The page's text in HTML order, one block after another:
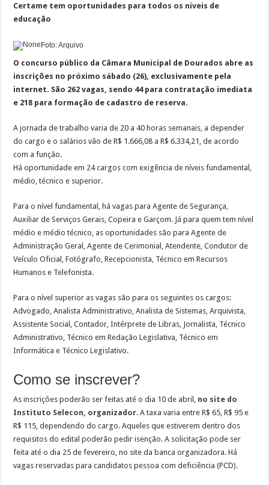
Certame tem oportunidades para todos os níveis de
educação
Foto: Arquivo
O concurso público da Câmara Municipal de Dourados abre as
inscrições no próximo sábado (26), exclusivamente pela
internet. São 262 vagas, sendo 44 para contratação imediata
e 218 para formação de cadastro de reserva.
A jornada de trabalho varia de 20 a 40 horas semanais, a depender
do cargo e o salários vão de R$ 1.666,08 a R$ 6.334,21, de acordo
com a função.
Há oportunidade em 24 cargos com exigência de níveis fundamental,
médio, técnico e superior.
Para o nível fundamental, há vagas para Agente de Segurança,
Auxiliar de Serviços Gerais, Copeira e Garçom. Já para quem tem nível
médio e médio técnico, as oportunidades são para Agente de
Administração Geral, Agente de Cerimonial, Atendente, Condutor de
Veículo Oficial, Fotógrafo, Recepcionista, Técnico em Recursos
Humanos e Telefonista.
Para o nível superior as vagas são para os seguintes os cargos:
Advogado, Analista Administrativo, Analista de Sistemas, Arquivista,
Assistente Social, Contador, Intérprete de Libras, Jornalista, Técnico
Administrativo, Técnico em Redação Legislativa, Técnico em
Informática e Técnico Legislativo.
Como se inscrever?
As inscrições poderão ser feitas até o dia 10 de abril,
no site do
Instituto Selecon, organizador. A taxa varia entre R$ 65, R$ 95 e
R$ 115, dependendo do cargo. Aqueles que estiverem dentro dos
requisitos do edital poderão pedir isenção. A solicitação pode ser
feita até o dia 25 de fevereiro, no site da banca organizadora. Há
vagas reservadas para candidatos pessoa com deficiência (PCD).